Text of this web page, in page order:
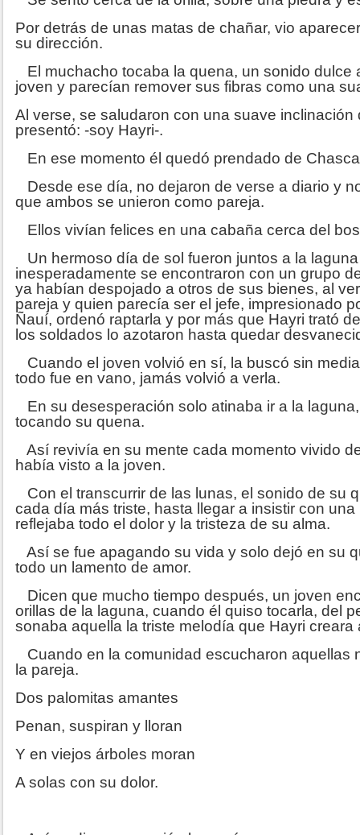
Por detrás de unas matas de chañar, vio
su dirección.
El muchacho tocaba la quena, un sonido dulce
joven y parecían remover sus fibras como una
Al verse, se saludaron con una suave inclinación
presentó: -soy Hayri-.
En ese momento él quedó prendado de
Desde ese día, no dejaron de verse a diario y
que ambos se unieron como pareja.
Ellos vivían felices en una cabaña cerca del
Un hermoso día de sol fueron juntos a la
inesperadamente se encontraron con un grupo
ya habían despojado a otros de sus bienes, al
pareja y quien parecía ser el jefe, impresionado
Ñauí, ordenó raptarla y por más que Hayri trató
los soldados lo azotaron hasta quedar
Cuando el joven volvió en sí, la buscó sin
todo fue en vano, jamás volvió a verla.
En su desesperación solo atinaba ir a la
tocando su quena.
Así revivía en su mente cada momento vivido
había visto a la joven.
Con el transcurrir de las lunas, el sonido de su
cada día más triste, hasta llegar a insistir con
reflejaba todo el dolor y la tristeza de su alma.
Así se fue apagando su vida y solo dejó en su
todo un lamento de amor.
Dicen que mucho tiempo después, un joven
orillas de la laguna, cuando él quiso tocarla, del
sonaba aquella la triste melodía que Hayri creara
Cuando en la comunidad escucharon aquellas
la pareja.
Dos palomitas amantes
Penan, suspiran y lloran
Y en viejos árboles moran
A solas con su dolor.